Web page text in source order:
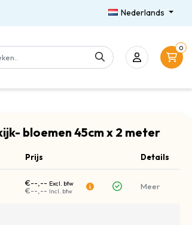
Nederlands
0
bloemen 45cm x 2 meter
Prijs Details
€--,-- Excl. btw
€--,-- Incl. btw Meer